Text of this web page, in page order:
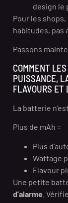
design le
Pour les
habitudes, pas
Passons
COMMENT
PUISSANCE,
FLAVOURS ET
La batterie
Plus de mAh =
Plus
Wattage
Flavour
Une petite
d’alarme .